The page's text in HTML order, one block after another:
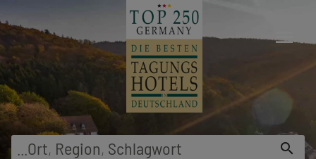
Ort, Region, Schlagwort search
menu